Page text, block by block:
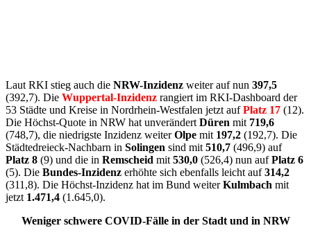
Laut RKI stieg auch die NRW-Inzidenz weiter auf nun 397,5
(392,7). Die Wuppertal-Inzidenz rangiert im RKI-Dashboard der
53 Städte und Kreise in Nordrhein-Westfalen jetzt aufPlatz 17 (12).
Die Höchst-Quote in NRW hat unverändert Düren mit 719,6
(748,7), die niedrigste Inzidenz weiterOlpe mit 197,2 (192,7). Die
Städtedreieck-Nachbarn in Solingen sind mit 510,7 (496,9) auf
Platz 8 (9) und die in Remscheid mit 530,0 (526,4) nun aufPlatz 6
(5). Die Bundes-Inzidenz erhöhte sich ebenfalls leicht auf314,2
(311,8). Die Höchst-Inzidenz hat im Bund weiterKulmbach mit
jetzt 1.471,4 (1.645,0).
Weniger schwere COVID-Fälle in der Stadt und in NRW